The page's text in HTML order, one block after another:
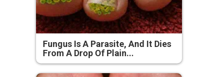
Fungus Is A Parasite, And It Dies
From A Drop Of Plain...